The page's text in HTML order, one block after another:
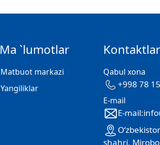
Ma `lumotlar
Matbuot markazi
Yangiliklar
Kontaktlar
Qabul xona
+998 78
E-mail
E-
shahri,